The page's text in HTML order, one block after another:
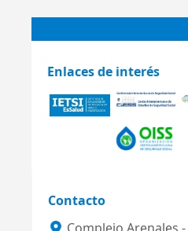
Enlaces de interés
Contacto